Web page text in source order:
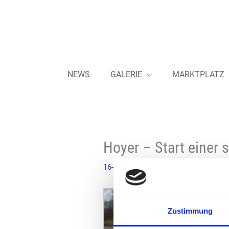
Zustimmung
NEWS GALERIE MARKTPLATZ
Hoyer – Start einer
16-03-2023